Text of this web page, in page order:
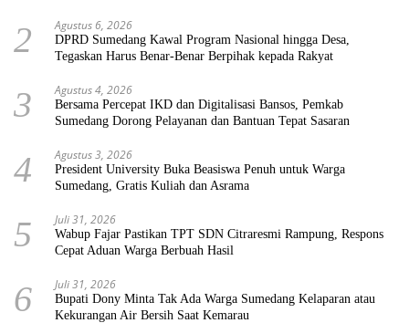
2 Agustus 6, 2026
DPRD Sumedang Kawal Program Nasional hingga Desa,
Tegaskan Harus Benar-Benar Berpihak kepada Rakyat
3 Agustus 4, 2026
Bersama Percepat IKD dan Digitalisasi Bansos, Pemkab
Sumedang Dorong Pelayanan dan Bantuan Tepat Sasaran
4 Agustus 3, 2026
President University Buka Beasiswa Penuh untuk Warga
Sumedang, Gratis Kuliah dan Asrama
5 Juli 31, 2026
Wabup Fajar Pastikan TPT SDN Citraresmi Rampung, Respons
Cepat Aduan Warga Berbuah Hasil
6 Juli 31, 2026
Bupati Dony Minta Tak Ada Warga Sumedang Kelaparan atau
Kekurangan Air Bersih Saat Kemarau